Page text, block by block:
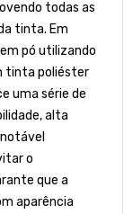
todas as
tinta. Em
pó utilizando
tinta poliéster
uma série de
alta
o
que a
aparência